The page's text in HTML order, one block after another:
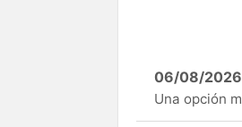
06/08/2026
Una opción